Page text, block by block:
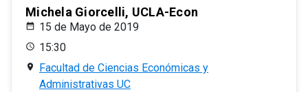
Michela Giorcelli, UCLA-Econ
15 de Mayo de 2019
15:30
Facultad de Ciencias Económicas y
Administrativas UC